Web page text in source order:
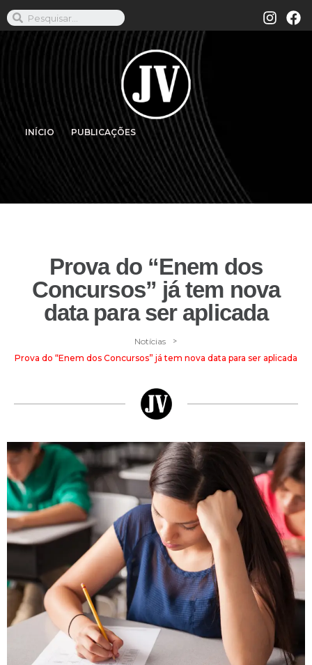
INÍCIO PUBLICAÇÕES
Prova do “Enem dos
Concursos” já tem nova
data para ser aplicada
Notícias >
Prova do “Enem dos Concursos” já tem nova data para ser aplicada